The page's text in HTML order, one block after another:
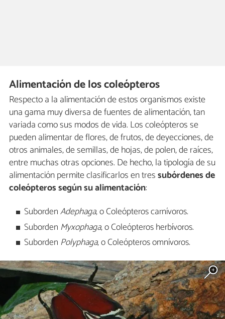
Alimentación de los coleópteros
Respecto a la alimentación de estos organismos existe
una gama muy diversa de fuentes de alimentación, tan
variada como sus modos de vida. Los coleópteros se
pueden alimentar de flores, de frutos, de deyecciones, de
otros animales, de semillas, de hojas, de polen, de raíces,
entre muchas otras opciones. De hecho, la tipología de su
alimentación permite clasificarlos en tressubórdenes de
coleópteros según su alimentación:
SubordenAdephaga, o Coleópteros carnívoros.
Suborden Myxophaga, o Coleópteros herbívoros.
Suborden Polyphaga, o Coleópteros omnívoros.